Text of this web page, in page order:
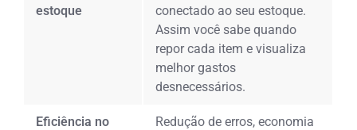
estoque
conectado ao seu estoque.
Assim você sabe quando
repor cada item e visualiza
melhor gastos
desnecessários.
Eficiência no
Redução de erros, economia